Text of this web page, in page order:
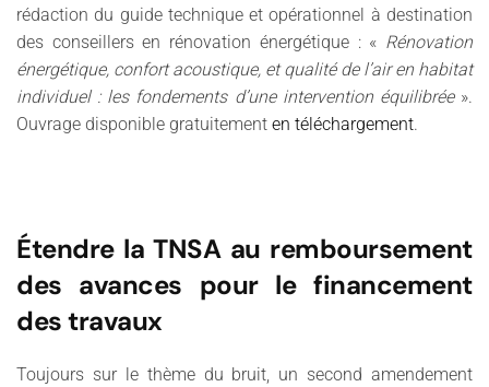
rédaction du guide technique et opérationnel à destination
des conseillers en rénovation énergétique : « Rénovation
énergétique, confort acoustique, et qualité de l’air en habitat
individuel : les fondements d’une intervention équilibrée».
Ouvrage disponible gratuitement en téléchargement.
Étendre la TNSA au remboursement
des avances pour le financement
des travaux
Toujours sur le thème du bruit, un second amendement